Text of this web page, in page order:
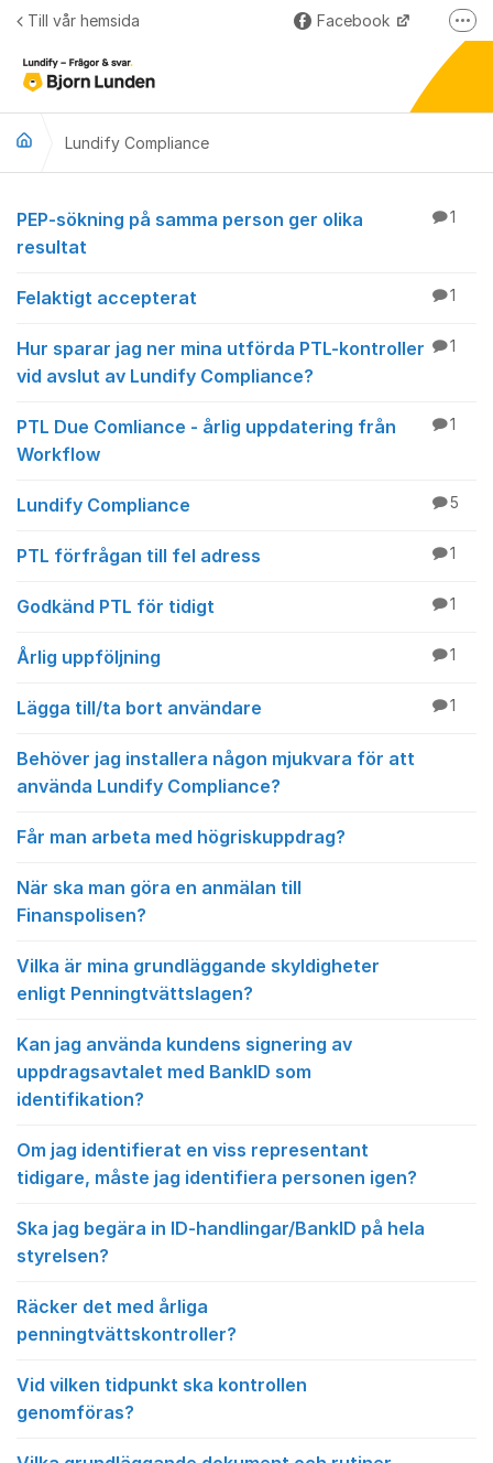
Hoppa till innehåll
Till vår hemsida Facebook
Lundify Compliance
Lundify Compliance
PEP-sökning på samma person ger olika
resultat
1
Felaktigt accepterat 1
Hur sparar jag ner mina utförda PTL-kontroller
vid avslut av Lundify Compliance?
1
PTL Due Comliance - årlig uppdatering från
Workflow
1
Lundify Compliance 5
PTL förfrågan till fel adress 1
Godkänd PTL för tidigt 1
Årlig uppföljning 1
Lägga till/ta bort användare 1
Behöver jag installera någon mjukvara för att
använda Lundify Compliance?
Får man arbeta med högriskuppdrag?
När ska man göra en anmälan till
Finanspolisen?
Vilka är mina grundläggande skyldigheter
enligt Penningtvättslagen?
Kan jag använda kundens signering av
uppdragsavtalet med BankID som
identifikation?
Om jag identifierat en viss representant
tidigare, måste jag identifiera personen igen?
Ska jag begära in ID-handlingar/BankID på hela
styrelsen?
Räcker det med årliga
penningtvättskontroller?
Vid vilken tidpunkt ska kontrollen
genomföras?